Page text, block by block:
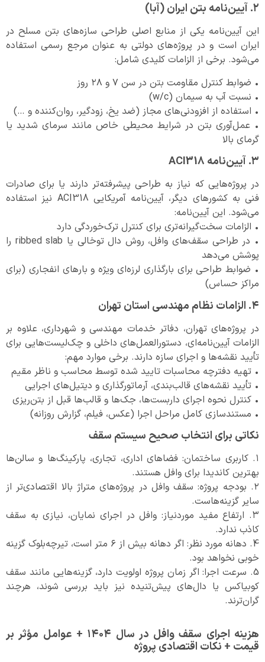
۲. آیین‌نامه بتن ایران (آبا)
این آیین‌نامه یکی از منابع اصلی طراحی سازه‌های بتن مسلح در
ایران است و در پروژه‌های دولتی به عنوان مرجع رسمی استفاده
می‌شود. برخی از الزامات کلیدی شامل:
• ضوابط کنترل مقاومت بتن در سن ۷ و ۲۸ روز
• نسبت آب به سیمان (w/c)
• استفاده از افزودنی‌های مجاز (ضد یخ، زودگیر، روان‌کننده و …)
• عمل‌آوری بتن در شرایط محیطی خاص مانند سرمای شدید یا
گرمای بالا
۳. آیین‌نامه ACI318
در پروژه‌هایی که نیاز به طراحی پیشرفته‌تر دارند یا برای صادرات
فنی به کشورهای دیگر، آیین‌نامه آمریکایی ACI318 نیز استفاده
می‌شود. این آیین‌نامه:
• الزامات سخت‌گیرانه‌تری برای کنترل ترک‌خوردگی دارد
• در طراحی سقف‌های وافل، روش دال توخالی یا ribbed slab را
پوشش می‌دهد
• ضوابط طراحی برای بارگذاری لرزه‌ای ویژه و بارهای انفجاری (برای
مراکز حساس)
۴. الزامات نظام مهندسی استان تهران
در پروژه‌های تهران، دفاتر خدمات مهندسی و شهرداری، علاوه بر
الزامات آیین‌نامه‌ای، دستورالعمل‌های داخلی و چک‌لیست‌هایی برای
تأیید نقشه‌ها و اجرای سازه دارند. برخی موارد مهم:
• تهیه دفترچه محاسبات تایید شده توسط محاسب و ناظر مقیم
• تأیید نقشه‌های قالب‌بندی، آرماتورگذاری و دیتیل‌های اجرایی
• کنترل نحوه اجرای داربست‌ها، جک‌ها و قالب‌ها قبل از بتن‌ریزی
• مستندسازی کامل مراحل اجرا (عکس، فیلم، گزارش روزانه)
نکاتی برای انتخاب صحیح سیستم سقف
۱. کاربری ساختمان: فضاهای اداری، تجاری، پارکینگ‌ها و سالن‌ها
بهترین کاندیدا برای وافل هستند.
۲. بودجه پروژه: سقف وافل در پروژه‌های متراژ بالا اقتصادی‌تر از
سایر گزینه‌هاست.
۳. ارتفاع مفید موردنیاز: وافل در اجرای نمایان، نیازی به سقف
کاذب ندارد.
4. دهانه مورد نظر: اگر دهانه بیش از ۶ متر است، تیرچه‌بلوک گزینه
خوبی نخواهد بود.
5. سرعت اجرا: اگر زمان پروژه اولویت دارد، گزینه‌هایی مانند سقف
کوبیاکس یا دال‌های پیش‌تنیده نیز باید بررسی شوند، هرچند
گران‌ترند.
هزینه اجرای سقف وافل در سال ۱۴۰۴ + عوامل مؤثر بر
قیمت + نکات اقتصادی پروژه